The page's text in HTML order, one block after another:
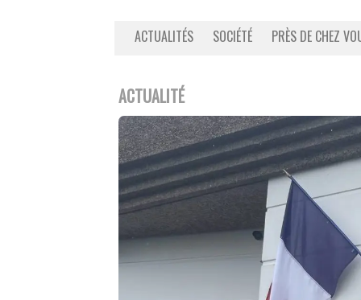
ACTUALITÉS SOCIÉTÉ PRÈS DE CHEZ
ACTUALITÉ